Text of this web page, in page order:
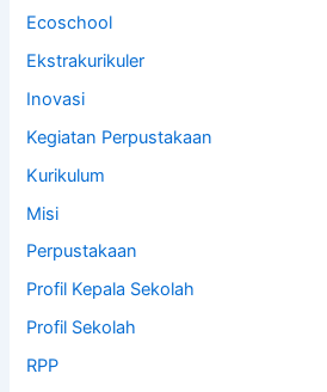
Ecoschool
Ekstrakurikuler
Inovasi
Kegiatan Perpustakaan
Kurikulum
Misi
Perpustakaan
Profil Kepala Sekolah
Profil Sekolah
RPP